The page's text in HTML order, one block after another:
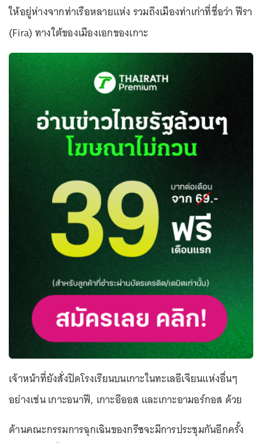
ให้อยู่ห่างจากท่าเรือหลายแห่ง รวมถึงเมืองท่าเก่าที่ชื่อว่า ฟีรา
(Fira) ทางใต้ของเมืองเอกของเกาะ
เจ้าหน้าที่ยังสั่งปิดโรงเรียนบนเกาะในทะเลอีเจียนแห่งอื่นๆ
อย่างเช่น เกาะอนาฟี, เกาะอีออส และเกาะอามอร์กอส ด้วย
ด้านคณะกรรมการฉุกเฉินของกรีซจะมีการประชุมกันอีกครั้ง